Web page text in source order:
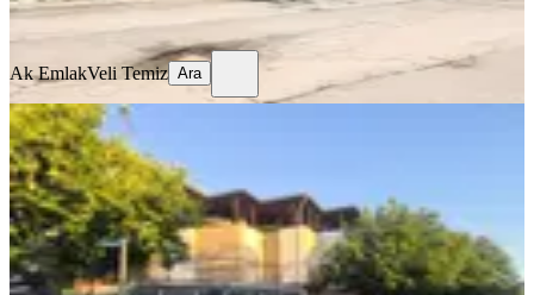
Ak EmlakVeli Temiz Ara
BAHÇELİ
Dulkadiroğlu, Yahya Kemal Mahallesi
8+4·314 m²·10.07.2026
9.000.000 ₺